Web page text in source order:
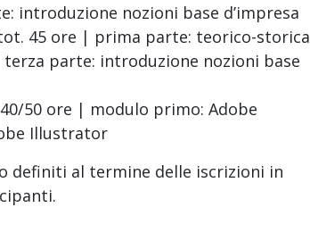
introduzione nozioni base d’impresa
tot. 45 ore | prima parte: teorico-storica
parte: introduzione nozioni base
40/50 ore | modulo primo: Adobe
Illustrator
definiti al termine delle iscrizioni in